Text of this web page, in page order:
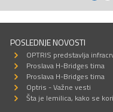
POSLEDNJE NOVOSTI
OPTRIS predstavlja
Proslava H-Bridges tima
Proslava H-Bridges tima
Optris - Važne vesti
Šta je lemilica, kako se